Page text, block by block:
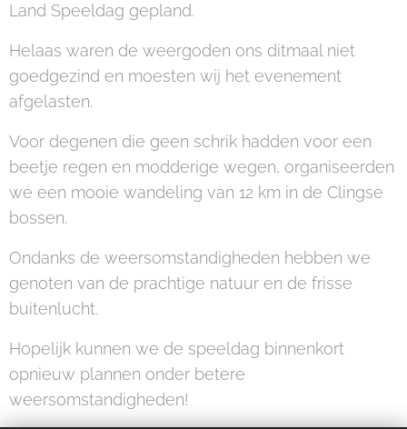
Land Speeldag gepland.
Helaas waren de weergoden ons ditmaal niet
goedgezind en moesten wij het evenement
afgelasten.
Voor degenen die geen schrik hadden voor een
beetje regen en modderige wegen, organiseerden
we een mooie wandeling van 12 km in de Clingse
bossen.
Ondanks de weersomstandigheden hebben we
genoten van de prachtige natuur en de frisse
buitenlucht.
Hopelijk kunnen we de speeldag binnenkort
opnieuw plannen onder betere
weersomstandigheden!